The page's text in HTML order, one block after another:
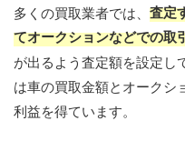
多くの買取業者では、 査定
てオークションなどでの取
が出るよう査定額を設定し
は車の買取金額とオークシ
利益を得ています。